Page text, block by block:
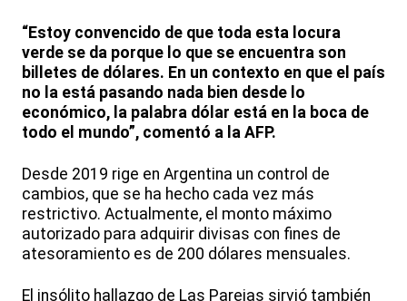
“Estoy convencido de que toda esta locura
verde se da porque lo que se encuentra son
billetes de dólares. En un contexto en que el país
no la está pasando nada bien desde lo
económico, la palabra dólar está en la boca de
todo el mundo”, comentó a la AFP.
Desde 2019 rige en Argentina un control de
cambios, que se ha hecho cada vez más
restrictivo. Actualmente, el monto máximo
autorizado para adquirir divisas con fines de
atesoramiento es de 200 dólares mensuales.
El insólito hallazgo de Las Parejas sirvió también